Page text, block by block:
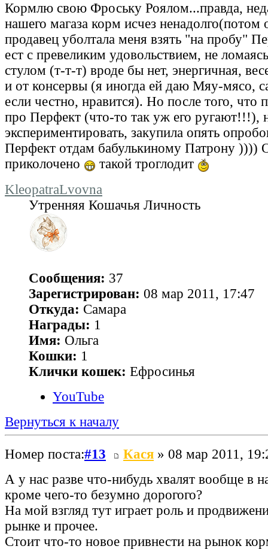
Кормлю свою Фроську Роялом...правда,
нашего магаза корм исчез ненадолго(потом
продавец уболтала меня взять "на пробу"
ест с превеликим удовольствием, не
стулом (т-т-т) вроде бы нет, энергичная,
и от консервы (я иногда ей даю Мяу-мясо,
если честно, нравится). Но после того, что
про Перфект (что-то так уж его ругают!!!),
экспериментировать, закупила опять
Перфект отдам бабулькиному Патрону ))))
приколочено
такой троглодит
KleopatraLvovna
Утренняя Кошачья Личность
Сообщения: 37
Зарегистрирован: 08 мар 2011, 17:47
Откуда: Самара
Награды: 1
Имя: Ольга
Кошки: 1
Клички кошек: Ефросинья
YouTube
Вернуться к началу
Номер поста:#13 Кася » 08 мар 2011,
А у нас разве что-нибудь хвалят вообще в
кроме чего-то безумно дорогого?
На мой взгляд тут играет роль и
рынке и прочее.
Стоит что-то новое привнести на рынок